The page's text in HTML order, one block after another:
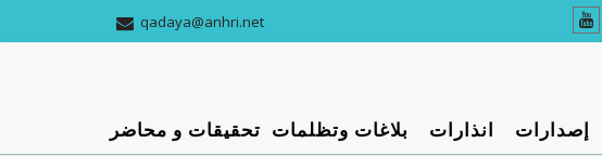
qadaya@anhri.net
إصدارات انذارات بلاغات وتظلمات تحقيقات و محاضر